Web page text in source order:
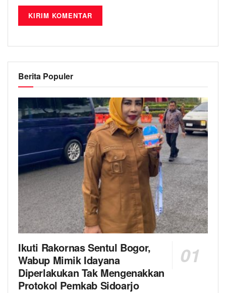
Berita Populer
Ikuti Rakornas Sentul Bogor,
Wabup Mimik Idayana
Diperlakukan Tak Mengenakkan
Protokol Pemkab Sidoarjo